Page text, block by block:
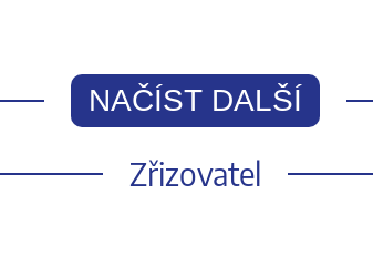
NAČÍST DALŠÍ
Zřizovatel